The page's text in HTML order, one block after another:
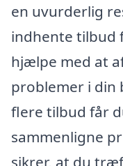
en uvurderlig
indhente tilbud
hjælpe med at
problemer i din
flere tilbud får
sammenligne
sikrer, at du